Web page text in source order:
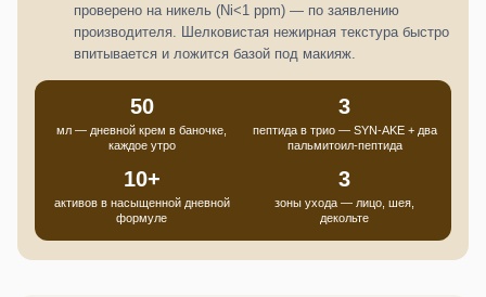
проверено на никель (Ni<1 ppm) — по заявлению
производителя. Шелковистая нежирная текстура быстро
впитывается и ложится базой под макияж.
50
мл — дневной крем в баночке,
каждое утро
3
пептида в трио — SYN-AKE + два
пальмитоил-пептида
10+
активов в насыщенной дневной
формуле
3
зоны ухода — лицо, шея,
декольте